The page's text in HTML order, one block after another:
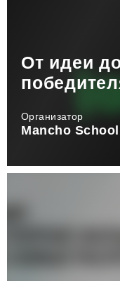
От идеи
Организатор
Mancho School